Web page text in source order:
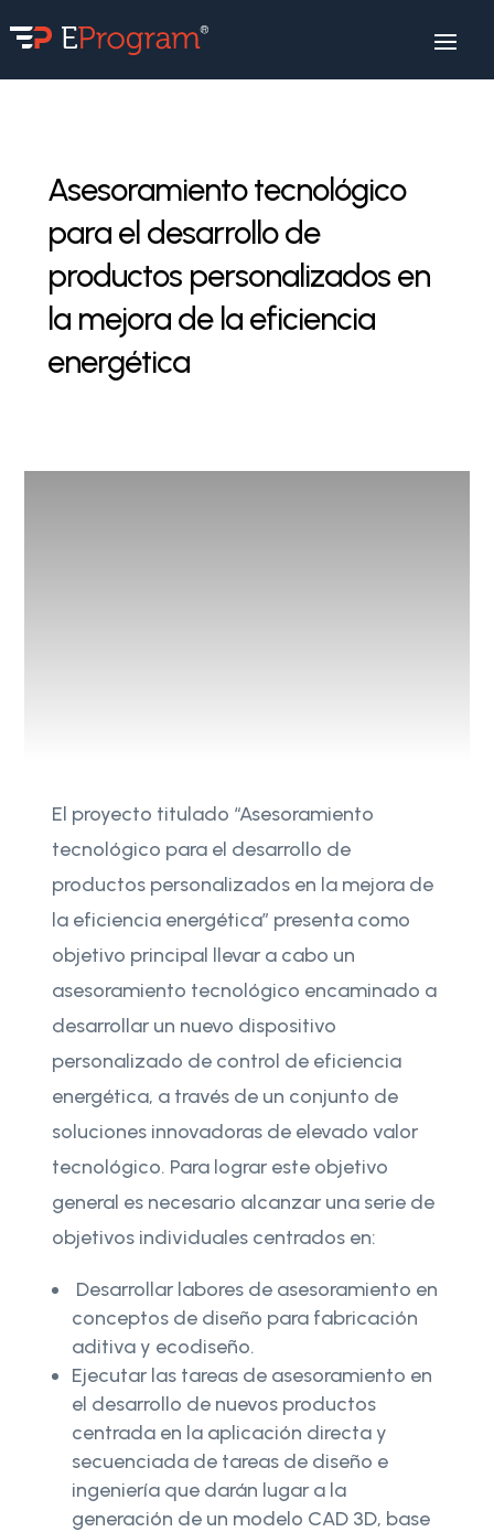
Asesoramiento tecnológico
para el desarrollo de
productos personalizados en
la mejora de la eficiencia
energética
El proyecto titulado “Asesoramiento
tecnológico para el desarrollo de
productos personalizados en la mejora de
la eficiencia energética” presenta como
objetivo principal llevar a cabo un
asesoramiento tecnológico encaminado a
desarrollar un nuevo dispositivo
personalizado de control de eficiencia
energética, a través de un conjunto de
soluciones innovadoras de elevado valor
tecnológico. Para lograr este objetivo
general es necesario alcanzar una serie de
objetivos individuales centrados en:
Desarrollar labores de asesoramiento en
conceptos de diseño para fabricación
aditiva y ecodiseño.
Ejecutar las tareas de asesoramiento en
el desarrollo de nuevos productos
centrada en la aplicación directa y
secuenciada de tareas de diseño e
ingeniería que darán lugar a la
generación de un modelo CAD 3D, base